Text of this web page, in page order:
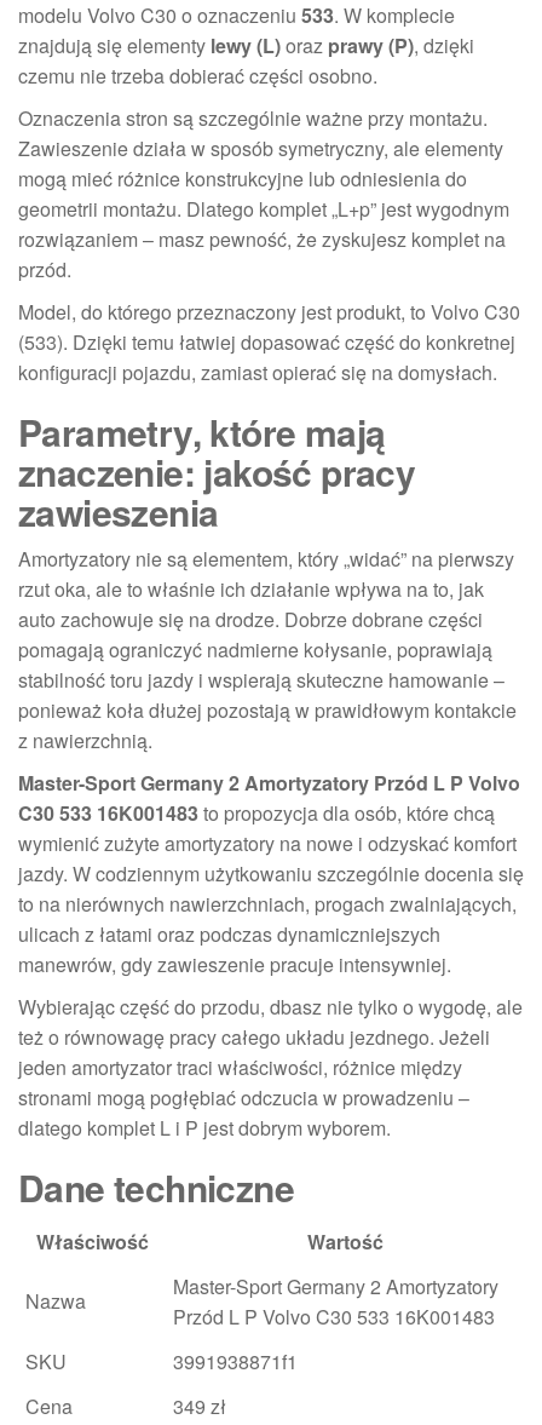
modelu Volvo C30 o oznaczeniu 533. W komplecie
znajdują się elementy lewy (L)oraz prawy (P), dzięki
czemu nie trzeba dobierać części osobno.
Oznaczenia stron są szczególnie ważne przy montażu.
Zawieszenie działa w sposób symetryczny, ale elementy
mogą mieć różnice konstrukcyjne lub odniesienia do
geometrii montażu. Dlatego komplet „L+p” jest wygodnym
rozwiązaniem – masz pewność, że zyskujesz komplet na
przód.
Model, do którego przeznaczony jest produkt, to Volvo C30
(533). Dzięki temu łatwiej dopasować część do konkretnej
konfiguracji pojazdu, zamiast opierać się na domysłach.
Parametry, które mają
znaczenie: jakość pracy
zawieszenia
Amortyzatory nie są elementem, który „widać” na pierwszy
rzut oka, ale to właśnie ich działanie wpływa na to, jak
auto zachowuje się na drodze. Dobrze dobrane części
pomagają ograniczyć nadmierne kołysanie, poprawiają
stabilność toru jazdy i wspierają skuteczne hamowanie –
ponieważ koła dłużej pozostają w prawidłowym kontakcie
z nawierzchnią.
Master-Sport Germany 2 Amortyzatory Przód L P Volvo
C30 533 16K001483to propozycja dla osób, które chcą
wymienić zużyte amortyzatory na nowe i odzyskać komfort
jazdy. W codziennym użytkowaniu szczególnie docenia się
to na nierównych nawierzchniach, progach zwalniających,
ulicach z łatami oraz podczas dynamiczniejszych
manewrów, gdy zawieszenie pracuje intensywniej.
Wybierając część do przodu, dbasz nie tylko o wygodę, ale
też o równowagę pracy całego układu jezdnego. Jeżeli
jeden amortyzator traci właściwości, różnice między
stronami mogą pogłębiać odczucia w prowadzeniu –
dlatego komplet L i P jest dobrym wyborem.
Dane techniczne
Właściwość Wartość
Nazwa
Master-Sport Germany 2 Amortyzatory
Przód L P Volvo C30 533 16K001483
SKU
3991938871f1
Cena
349 zł